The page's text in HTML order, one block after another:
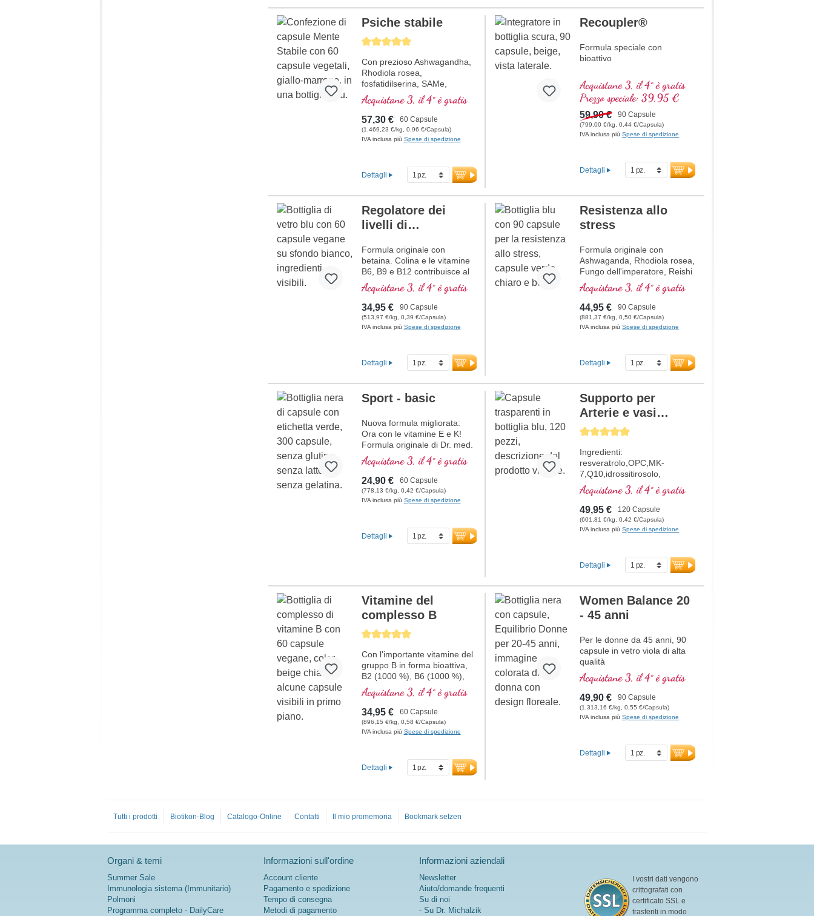
esperienza in sostanze vitali e
oltre 20 anni di esperienza
produttiva.
Average rating of 5 out of 5 stars
Psiche stabile
Con prezioso Ashwagandha,
Rhodiola rosea,
fosfatidilserina, SAMe,
Omega 3 e vitamina B12, che
contribuisce ad una funzione
normale della psiche
Acquistane 3, il 4° è gratis
57,30 € 60 Capsule
(1.469,23 €/kg, 0,96 €/Capsula)
IVA inclusa più Spese di spedizione
Dettagli
Recoupler®
Formula speciale con
bioattivo
Acido folico
Arginina
L icopene
Curcuma
Curcumina
Acido ascorbico
(Vitamina E)
B(Vitamina B12)
Acquistane 3, il 4° è gratis
Prezzo speciale: 39,95 €
59,90 € 90 Capsule
(799,00 €/kg, 0,44 €/Capsula)
IVA inclusa piùSpese di spedizione
Dettagli
Regolatore dei
livelli di
Formula originale con
betaina. Colina e le vitamine
B6, B9 e B12 contribuisce al
normale metabolismo
dell'omocisteina. Betaina
deve essere incluso con
minimo 1,5 g di avere un
effetto sui livelli di
Acquistane 3, il 4° è gratis
34,95 € 90 Capsule
(513,97 €/kg, 0,39 €/Capsula)
IVA inclusa più Spese di spedizione
Dettagli
Resistenza allo
stress
Formula originale con
Ashwaganda, Rhodiola rosea,
Fungo dell'imperatore, Reishi
e acido pantotenico, che
contribuisce alla normale
prestazioni mentali. La
vitamina E aiuta a proteggere
le cellule dallo stress
Acquistane 3, il 4° è gratis
44,95 € 90 Capsule
(881,37 €/kg, 0,50 €/Capsula)
IVA inclusa piùSpese di spedizione
Dettagli
Sport - basic
Nuova formula migliorata:
Ora con le vitamine E e K!
Formula originale di Dr. med.
Michalzik, basata sulla ricerca
scientifica più avanzata.
Vitamine B 2, 6, 12 e acido
folico in forma bioattiva.
Acquistane 3, il 4° è gratis
24,90 € 60 Capsule
(778,13 €/kg, 0,42 €/Capsula)
IVA inclusa più Spese di spedizione
Dettagli
Average rating of 5 out of 5 stars
Supporto per
Arterie e vasi
sanguigni
Ingredienti:
resveratrolo,OPC,MK-
7,Q10,idrossitirosolo,
nattokinase e la vitamina C,
che contribuisce alla normale
formazione del collagene per
la normale funzione dei vasi
sanguigni. Le vitamine del
Acquistane 3, il 4° è gratis
49,95 € 120 Capsule
(601,81 €/kg, 0,42 €/Capsula)
IVA inclusa piùSpese di spedizione
Dettagli
Average rating of 5 out of 5 stars
Vitamine del
complesso B
Con l'importante vitamine del
gruppo B in forma bioattiva,
B2 (1000 %), B6 (1000 %),
B12 (5000 %) e l'acido folico
(400 %) e tutti gli altri
vitamine-B. Con
metilcobalamina e adenosil
cobalamina.
Acquistane 3, il 4° è gratis
34,95 € 60 Capsule
(896,15 €/kg, 0,58 €/Capsula)
IVA inclusa più Spese di spedizione
Dettagli
Women Balance 20
- 45 anni
Per le donne da 45 anni, 90
capsule in vetro viola di alta
qualità
Acquistane 3, il 4° è gratis
49,90 € 90 Capsule
(1.313,16 €/kg, 0,55 €/Capsula)
IVA inclusa piùSpese di spedizione
Dettagli
Tutti i prodotti Biotikon-Blog Catalogo-Online Contatti Il mio promemoria Bookmark setzen
Organi & temi
Summer Sale
Immunologia sistema (Immunitario)
Polmoni
Programma completo - DailyCare
Informazioni sull'ordine
Account cliente
Pagamento e spedizione
Tempo di consegna
Metodi di pagamento
Informazioni aziendali
Newsletter
Aiuto/domande frequenti
Su di noi
- Su Dr. Michalzik
I vostri dati vengono
crittografati con
certificato SSL e
trasferiti in modo